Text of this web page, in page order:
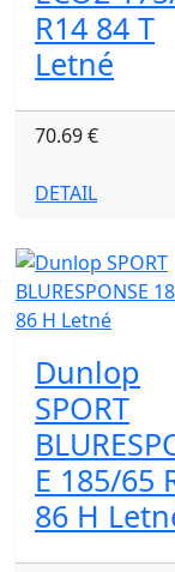
R14 84 T
Letné
70.69 €
DETAIL
Dunlop
SPORT
E 185/65
86 H